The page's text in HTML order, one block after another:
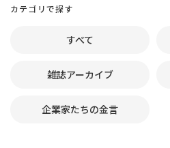
カテゴリで探す
すべて
雑誌アーカイブ
企業家たちの金言